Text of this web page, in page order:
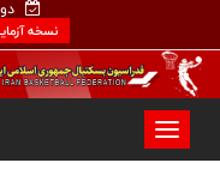
نسخه